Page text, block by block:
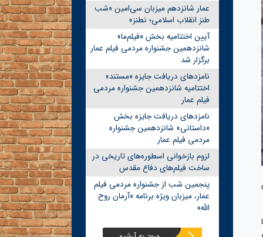
عمار شانزدهم میزبان سی‌امین «شب
طنز انقلاب اسلامی؛ نطنز»
آیین اختتامیه بخش «فیلم‌ما»
شانزدهمین جشنواره مردمی فیلم عمار
برگزار شد
نامزدهای دریافت جایزه «مستند»
اختتامیه شانزدهمین جشنواره مردمی
فیلم عمار
نامزدهای دریافت جایزه بخش
«داستانی» شانزدهمین جشنواره
مردمی فیلم عمار
لزوم بازخوانی اسطوره‌های تاریخی در
ساخت فیلم‌های دفاع مقدس
پنجمین شب از جشنواره مردمی فیلم
عمار، میزبان ویژه برنامه «آرمان روح
الله»